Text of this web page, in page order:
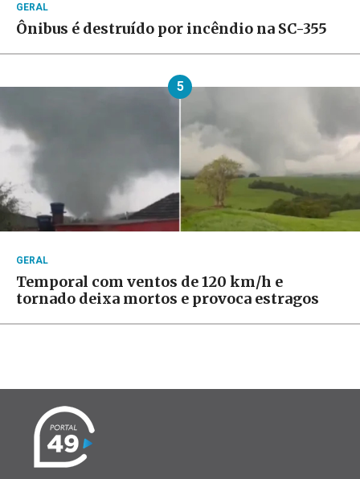
GERAL
Ônibus é destruído por incêndio na SC-355
5
GERAL
Temporal com ventos de 120 km/h e
tornado deixa mortos e provoca estragos